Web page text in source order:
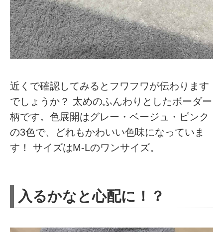
近くで確認してみるとフワフワが伝わります
でしょうか？ 太めのふんわりとしたボーダー
柄です。色展開はグレー・ベージュ・ピンク
の3色で、どれもかわいい色味になっていま
す！ サイズはM-Lのワンサイズ。
入るかなと心配に！？